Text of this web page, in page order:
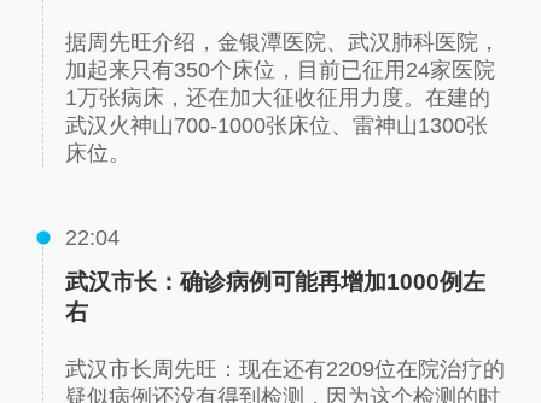
据周先旺介绍，金银潭医院、武汉肺科医院，
加起来只有350个床位，目前已征用24家医院
1万张病床，还在加大征收征用力度。在建的
武汉火神山700-1000张床位、雷神山1300张
床位。
22:04
武汉市长：确诊病例可能再增加1000例左
右
武汉市长周先旺：现在还有2209位在院治疗的
疑似病例还没有得到检测，因为这个检测的时